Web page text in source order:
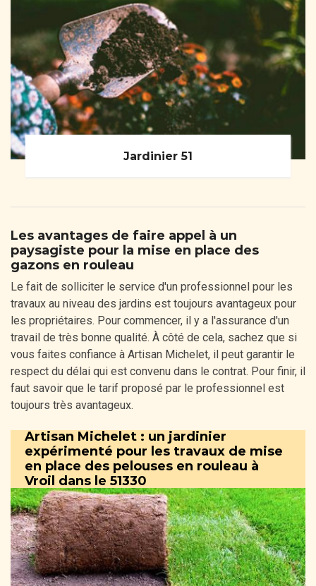
Jardinier 51
Les avantages de faire appel à un
paysagiste pour la mise en place des
gazons en rouleau
Le fait de solliciter le service d'un professionnel pour les
travaux au niveau des jardins est toujours avantageux pour
les propriétaires. Pour commencer, il y a l'assurance d'un
travail de très bonne qualité. À côté de cela, sachez que si
vous faites confiance à Artisan Michelet, il peut garantir le
respect du délai qui est convenu dans le contrat. Pour finir, il
faut savoir que le tarif proposé par le professionnel est
toujours très avantageux.
Artisan Michelet : un jardinier
expérimenté pour les travaux de mise
en place des pelouses en rouleau à
Vroil dans le 51330